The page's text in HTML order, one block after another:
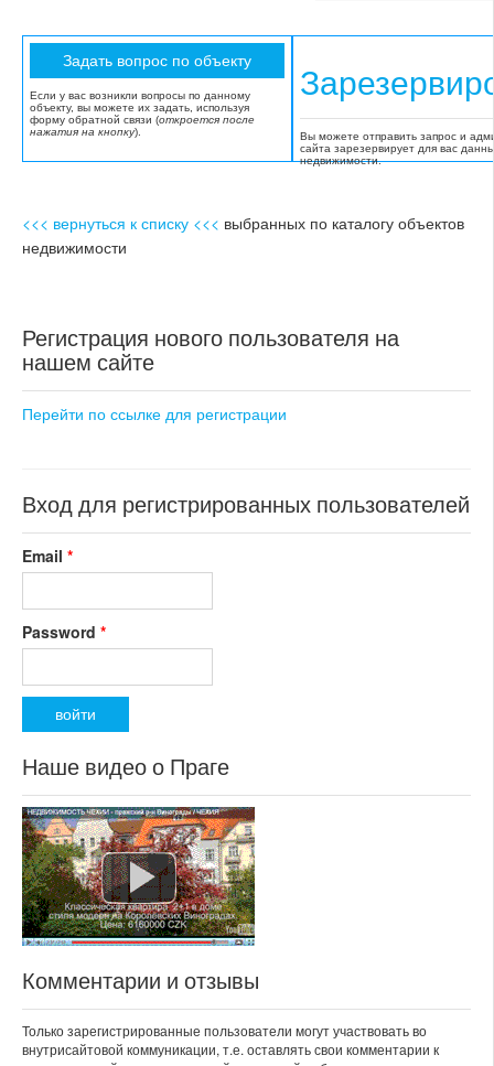
Если у вас возникли вопросы по данному
объекту, вы можете их задать, используя
форму обратной связи (откроется после
нажатия на кнопку).
Вы можете отправить запрос и
сайта зарезервирует для вас
недвижимости.
<<< вернуться к списку <<< выбранных по каталогу объектов
недвижимости
Регистрация нового пользователя на
нашем сайте
Перейти по ссылке для регистрации
Вход для регистрированных пользователей
Email *
Password *
Наше видео о Праге
Комментарии и отзывы
Только зарегистрированные пользователи могут участвовать во
внутрисайтовой коммуникации, т.е. оставлять свои комментарии к